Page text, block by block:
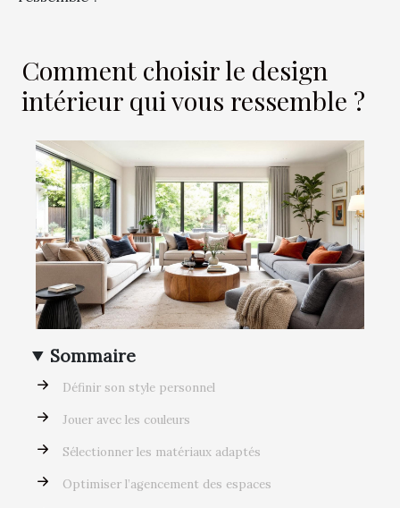
Comment choisir le design
intérieur qui vous ressemble ?
Sommaire
Définir son style personnel
Jouer avec les couleurs
Sélectionner les matériaux adaptés
Optimiser l’agencement des espaces